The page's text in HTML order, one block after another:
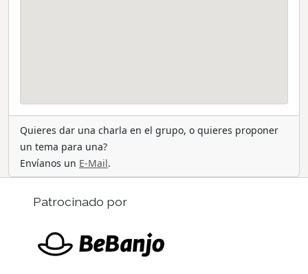
Quieres dar una charla en el grupo, o quieres proponer
un tema para una?
Envíanos un E-Mail.
Patrocinado por